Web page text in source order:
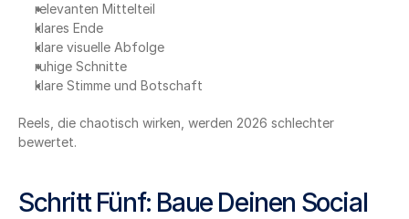
relevanten Mittelteil
klares Ende
klare visuelle Abfolge
ruhige Schnitte
klare Stimme und Botschaft
Reels, die chaotisch wirken, werden 2026 schlechter
bewertet.
Schritt Fünf: Baue Deinen Social